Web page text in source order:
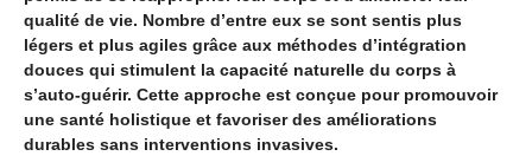
qualité de vie. Nombre d’entre eux se sont sentis plus
légers et plus agiles grâce aux méthodes d’intégration
douces qui stimulent la capacité naturelle du corps à
s’auto-guérir. Cette approche est conçue pour promouvoir
une santé holistique et favoriser des améliorations
durables sans interventions invasives.